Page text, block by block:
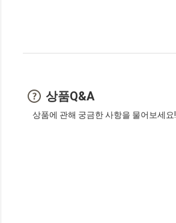
상품Q&A
상품에 관해 궁금한 사항을 물어보세요!